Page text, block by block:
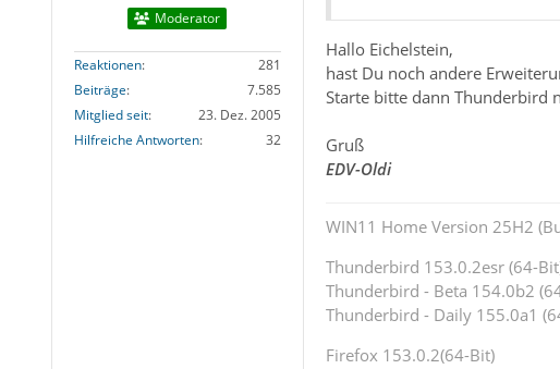
Moderator
Reaktionen
281
Beiträge
7.585
Mitglied seit
23. Dez. 2005
Hilfreiche Antworten
32
Hallo Eichelstein,
hast Du noch andere
Starte bitte dann Thunderbird
Gruß
EDV-Oldi
WIN11 Home Version 25H2
Thunderbird 153.0.2esr (64-
Thunderbird - Beta 154.0b2
Thunderbird - Daily 155.0a1
Firefox 153.0.2(64-Bit)